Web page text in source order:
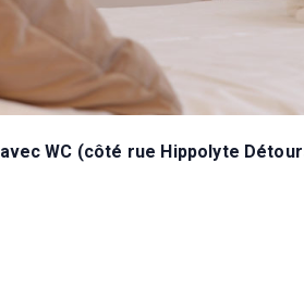
WC (côté rue Hippolyte